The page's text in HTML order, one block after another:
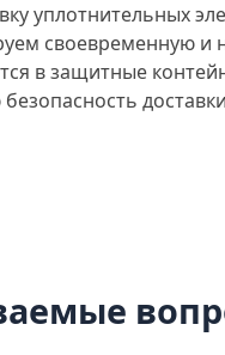
уплотнительных
своевременную и
в защитные